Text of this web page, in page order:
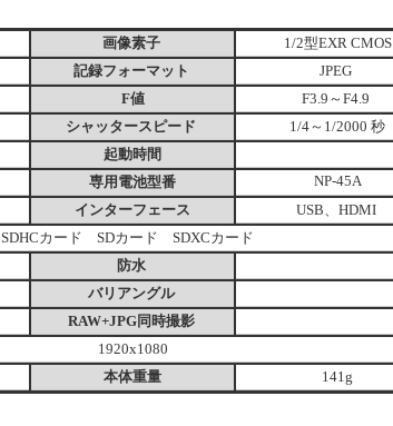
画像素子
1/2型EXR CMOS
記録フォーマット
JPEG
F値
F3.9～F4.9
シャッタースピード 1/4～1/2000 秒
起動時間
専用電池型番 NP-45A
インターフェース
USB、HDMI
SDHCカード SDカード SDXCカード
防水
バリアングル
RAW+JPG同時撮影
1920x1080
本体重量 141g